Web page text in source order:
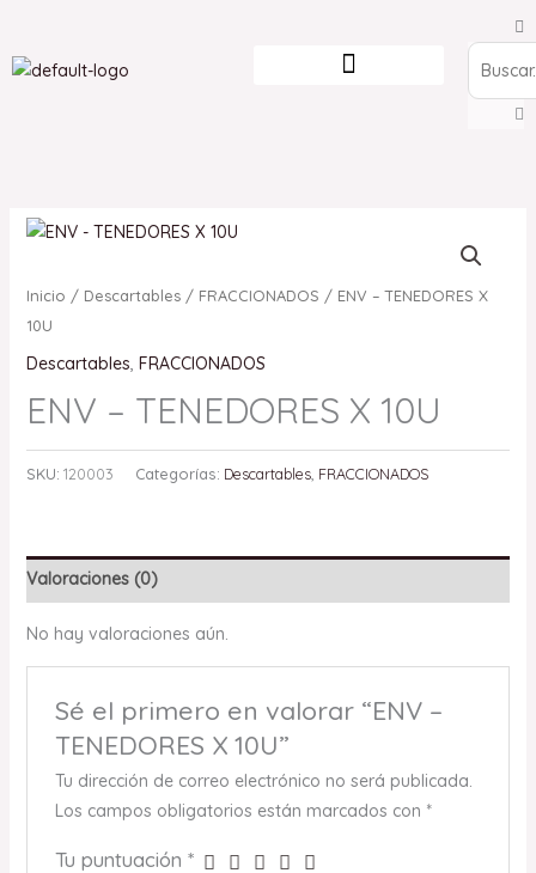
contenido
Search
Inicio / Descartables/ FRACCIONADOS / ENV – TENEDORES X
10U
Descartables, FRACCIONADOS
ENV – TENEDORES X 10U
SKU: 120003 Categorías: Descartables, FRACCIONADOS
Valoraciones (0)
No hay valoraciones aún.
Sé el primero en valorar “ENV –
TENEDORES X 10U”
Tu dirección de correo electrónico no será publicada.
Los campos obligatorios están marcados con *
Tu puntuación *